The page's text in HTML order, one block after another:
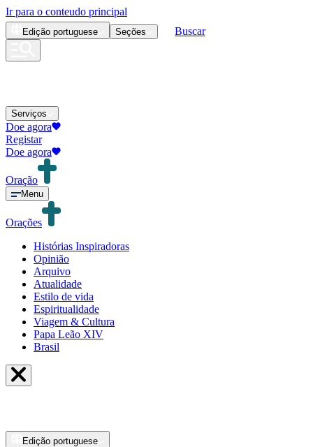
Ir para o conteudo principal
Edição portuguese Seções Buscar
Serviços
Doe agora
Registar
Doe agora
Oração
Menu
Orações
Histórias Inspiradoras
Opinião
Arquivo
Atualidade
Estilo de vida
Espiritualidade
Viagem & Cultura
Papa Leão XIV
Brasil
Edição portuguese